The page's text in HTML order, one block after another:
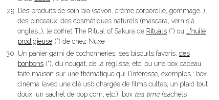
Des produits de soin bio (savon, crème corporelle, gommage…),
des pinceaux, des cosmétiques naturels (mascara, vernis à
ongles…), le coffret The Ritual of Sakura de Rituals (*) ou L'huile
prodigieuse (*) de chez Nuxe
Un panier garni de cochonneries, ses biscuits favoris, des
bonbons (*), du nougat, de la réglisse, etc. ou une box cadeau
faite maison sur une thématique qui l'intéresse, exemples : box
cinéma (avec une clé usb chargée de films cultes, un plaid tout
doux, un sachet de pop corn, etc.), box tea time(sachets